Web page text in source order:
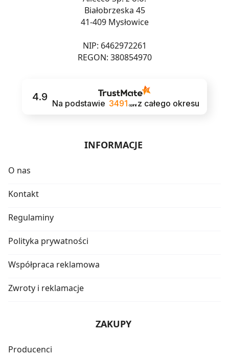
Białobrzeska 45
41-409 Mysłowice
NIP: 6462972261
REGON: 380854970
4.9
Na podstawie 3491 opinii z całego okresu
INFORMACJE
O nas
Kontakt
Regulaminy
Polityka prywatności
Współpraca reklamowa
Zwroty i reklamacje
ZAKUPY
Producenci